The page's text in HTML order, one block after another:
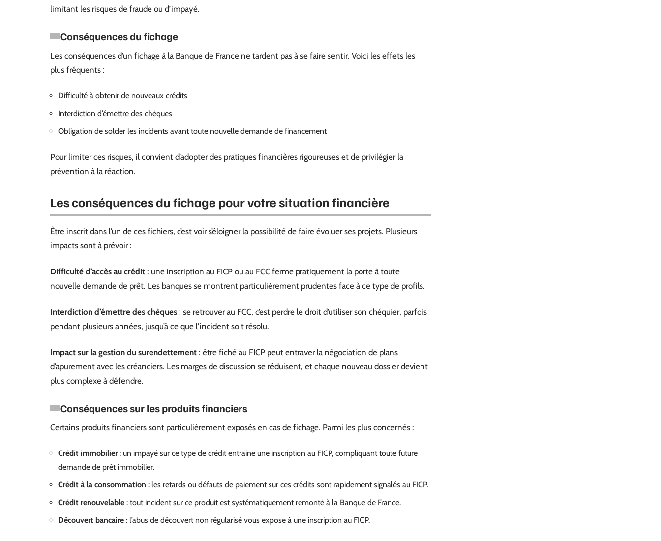
limitant les risques de fraude ou d’impayé.
Conséquences du fichage
Les conséquences d’un fichage à la Banque de France ne tardent pas à se faire sentir. Voici les effets les
plus fréquents :
Difficulté à obtenir de nouveaux crédits
Interdiction d’émettre des chèques
Obligation de solder les incidents avant toute nouvelle demande de financement
Pour limiter ces risques, il convient d’adopter des pratiques financières rigoureuses et de privilégier la
prévention à la réaction.
Les conséquences du fichage pour votre situation financière
Être inscrit dans l’un de ces fichiers, c’est voir s’éloigner la possibilité de faire évoluer ses projets. Plusieurs
impacts sont à prévoir :
Difficulté d’accès au crédit : une inscription au FICP ou au FCC ferme pratiquement la porte à toute
nouvelle demande de prêt. Les banques se montrent particulièrement prudentes face à ce type de profils.
Interdiction d’émettre des chèques : se retrouver au FCC, c’est perdre le droit d’utiliser son chéquier, parfois
pendant plusieurs années, jusqu’à ce que l’incident soit résolu.
Impact sur la gestion du surendettement : être fiché au FICP peut entraver la négociation de plans
d’apurement avec les créanciers. Les marges de discussion se réduisent, et chaque nouveau dossier devient
plus complexe à défendre.
Conséquences sur les produits financiers
Certains produits financiers sont particulièrement exposés en cas de fichage. Parmi les plus concernés :
Crédit immobilier: un impayé sur ce type de crédit entraîne une inscription au FICP, compliquant toute future
demande de prêt immobilier.
Crédit à la consommation : les retards ou défauts de paiement sur ces crédits sont rapidement signalés au FICP.
Crédit renouvelable : tout incident sur ce produit est systématiquement remonté à la Banque de France.
Découvert bancaire : l’abus de découvert non régularisé vous expose à une inscription au FICP.